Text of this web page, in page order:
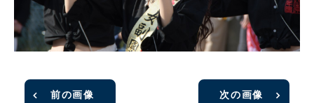
前の画像 次の画像